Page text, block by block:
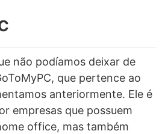
não podíamos deixar de
que pertence ao
anteriormente. Ele é
empresas que possuem
office, mas também